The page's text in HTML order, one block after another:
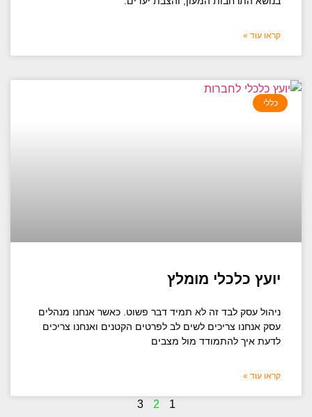
קראו עוד »
כללי
יועץ כלכלי מומלץ
ניהול עסק לבד זה לא תמיד דבר פשוט. כאשר אנחנו מנהלים
עסק אנחנו צריכים לשים לב לפרטים הקטנים ואנחנו צריכים
לדעת איך להתמודד מול מצבים
קראו עוד »
1
2
3